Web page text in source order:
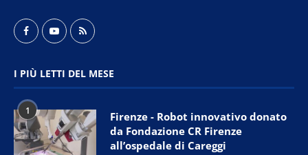
I PIÙ LETTI DEL MESE
1
Firenze - Robot innovativo donato
da Fondazione CR Firenze
all’ospedale di Careggi